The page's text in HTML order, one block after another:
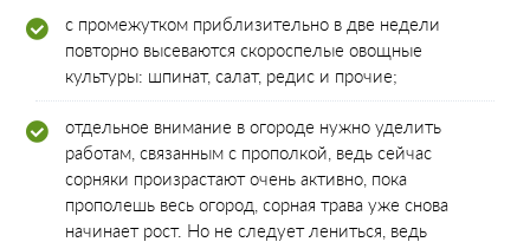
с промежутком приблизительно в две недели
повторно высеваются скороспелые овощные
культуры: шпинат, салат, редис и прочие;
отдельное внимание в огороде нужно уделить
работам, связанным с прополкой, ведь сейчас
сорняки произрастают очень активно, пока
прополешь весь огород, сорная трава уже снова
начинает рост. Но не следует лениться, ведь